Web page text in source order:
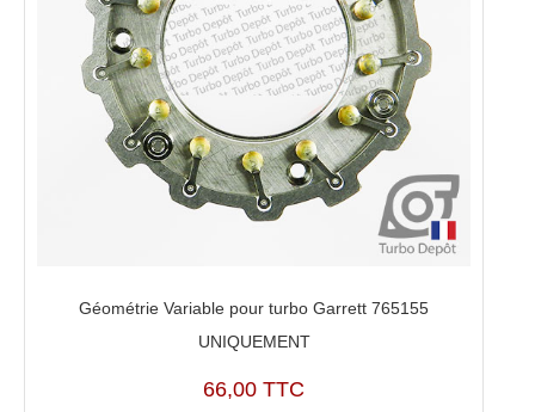
Géométrie Variable pour turbo Garrett 765155
UNIQUEMENT
66,00 TTC